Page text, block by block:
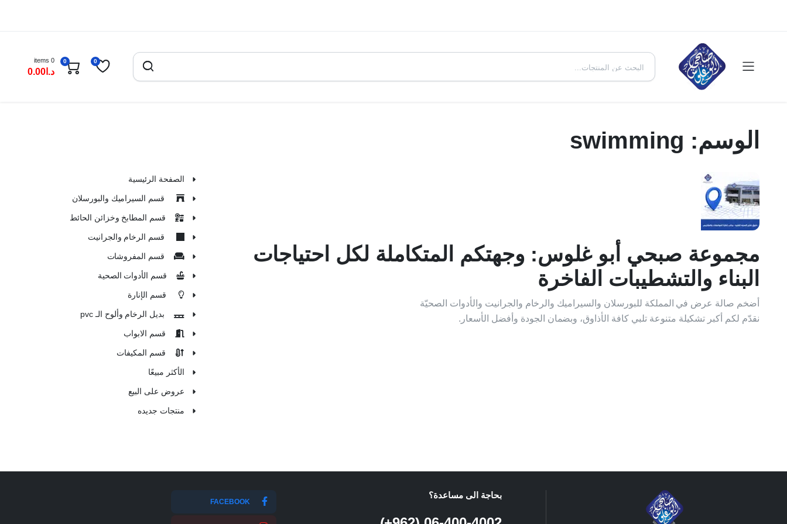
0
0
0 items
د.ا0.00
الوسم: swimming
مجموعة صبحي أبو غلوس: وجهتكم المتكاملة لكل احتياجات
البناء والتشطيبات الفاخرة
أضخم صالة عرض في المملكة للبورسلان والسيراميك والرخام والجرانيت والأدوات الصحيّة
نقدّم لكم أكبر تشكيلة متنوعة تلبي كافة الأذاوق، وبضمان الجودة وأفضل الأسعار.
الصفحة الرئيسية
قسم السيراميك والبورسلان
قسم المطابخ وخزائن الحائط
قسم الرخام والجرانيت
قسم المفروشات
قسم الأدوات الصحية
قسم الإنارة
بديل الرخام وألوح الـ pvc
قسم الابواب
قسم المكيفات
الأكثر مبيعًا
عروض على البيع
منتجات جديده
بحاجة الى مساعدة؟
FACEBOOK